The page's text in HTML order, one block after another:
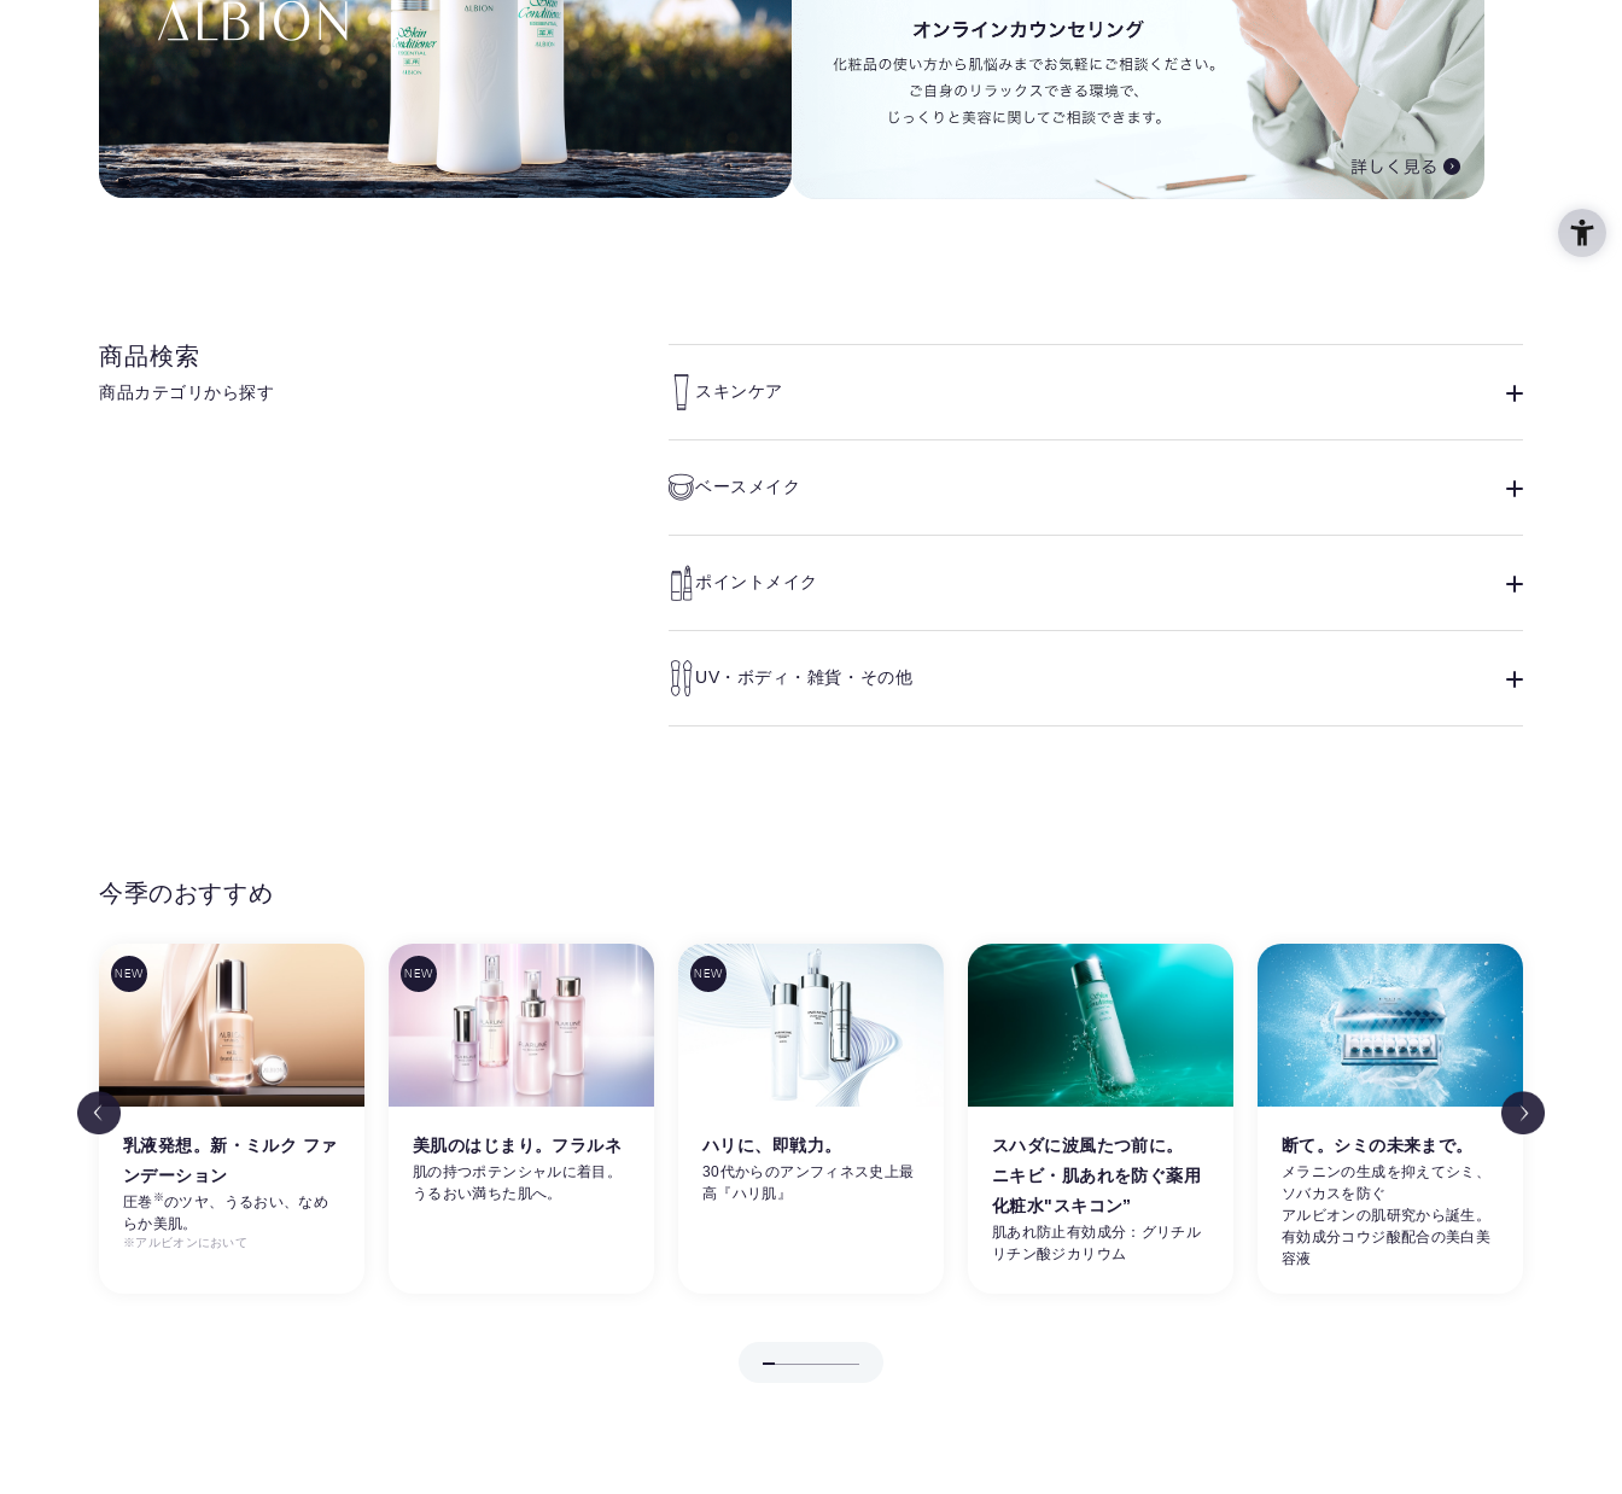
商品検索
商品カテゴリから探す スキンケア
ベースメイク
ポイントメイク
UV・ボディ・雑貨・その他
今季のおすすめ
乳液発想。新・ミルク ファ
ンデーション
圧巻 ※のツヤ、うるおい、なめ
らか美肌。
※アルビオンにおいて
美肌のはじまり。フラルネ
肌の持つポテンシャルに着目。
うるおい満ちた肌へ。
ハリに、即戦力。
30代からのアンフィネス史上最
高『ハリ肌』
スハダに波風たつ前に。
ニキビ・肌あれを防ぐ薬用
化粧水"スキコン”
肌あれ防止有効成分：グリチル
リチン酸ジカリウム
断て。シミの未来まで。
メラニンの生成を抑えてシミ、
ソバカスを防ぐ
アルビオンの肌研究から誕生。
有効成分コウジ酸配合の美白美
容液